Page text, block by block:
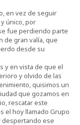
en vez de seguir
único, por
fue perdiendo parte
de gran valía, que
desde su
y en vista de que el
y olvido de las
quisimos un
que gozamos en
rescatar este
el hoy llamado Grupo
despertando ese